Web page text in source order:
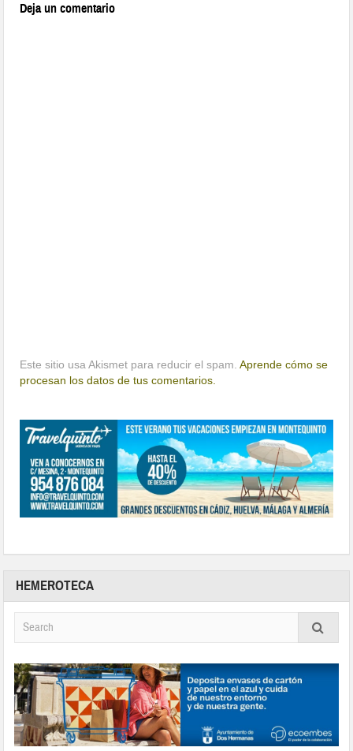
Deja un comentario
Este sitio usa Akismet para reducir el spam.Aprende cómo se
procesan los datos de tus comentarios.
HEMEROTECA